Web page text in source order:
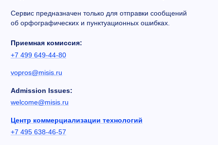
Сервис предназначен только для отправки сообщений
об орфографических и пунктуационных ошибках.
Приемная комиссия:
+7 499 649-44-80
vopros@misis.ru
Admission Issues:
welcome@misis.ru
Центр коммерциализации технологий
+7 495 638-46-57